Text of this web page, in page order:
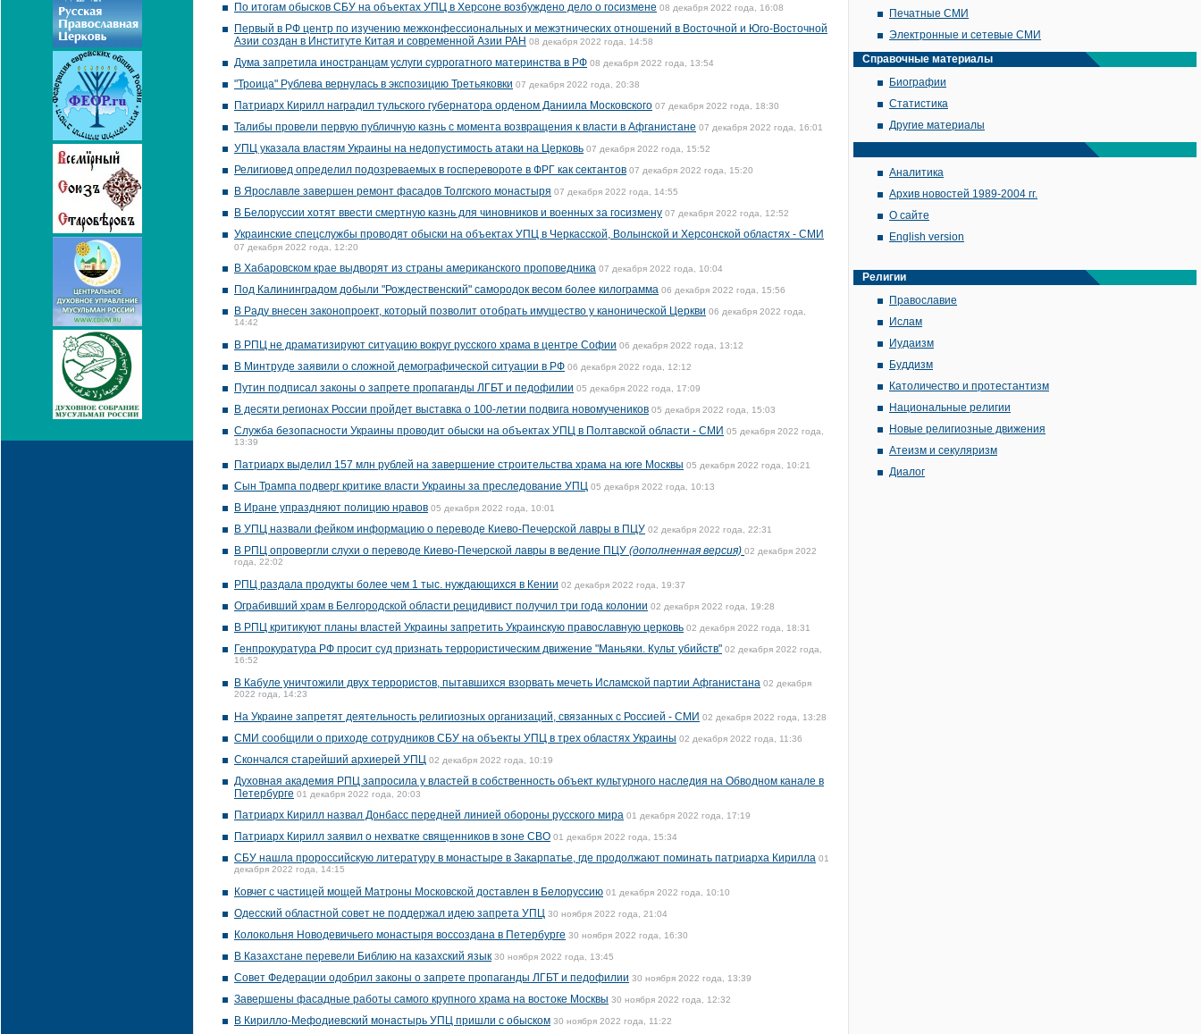
По итогам обысков СБУ на объектах УПЦ в Херсоне возбуждено дело о госизмене 08 декабря 2022 года, 16:08
Первый в РФ центр по изучению межконфессиональных и межэтнических отношений в Восточной и Юго-Восточной
Азии создан в Институте Китая и современной Азии РАН 08 декабря 2022 года, 14:58
Дума запретила иностранцам услуги суррогатного материнства в РФ 08 декабря 2022 года, 13:54
"Троица" Рублева вернулась в экспозицию Третьяковки 07 декабря 2022 года, 20:38
Патриарх Кирилл наградил тульского губернатора орденом Даниила Московского 07 декабря 2022 года, 18:30
Талибы провели первую публичную казнь с момента возвращения к власти в Афганистане 07 декабря 2022 года, 16:01
УПЦ указала властям Украины на недопустимость атаки на Церковь 07 декабря 2022 года, 15:52
Религиовед определил подозреваемых в госперевороте в ФРГ как сектантов 07 декабря 2022 года, 15:20
В Ярославле завершен ремонт фасадов Толгского монастыря 07 декабря 2022 года, 14:55
В Белоруссии хотят ввести смертную казнь для чиновников и военных за госизмену 07 декабря 2022 года, 12:52
Украинские спецслужбы проводят обыски на объектах УПЦ в Черкасской, Волынской и Херсонской областях - СМИ
07 декабря 2022 года, 12:20
В Хабаровском крае выдворят из страны американского проповедника 07 декабря 2022 года, 10:04
Под Калининградом добыли "Рождественский" самородок весом более килограмма 06 декабря 2022 года, 15:56
В Раду внесен законопроект, который позволит отобрать имущество у канонической Церкви 06 декабря 2022 года,
14:42
В РПЦ не драматизируют ситуацию вокруг русского храма в центре Софии 06 декабря 2022 года, 13:12
В Минтруде заявили о сложной демографической ситуации в РФ 06 декабря 2022 года, 12:12
Путин подписал законы о запрете пропаганды ЛГБТ и педофилии 05 декабря 2022 года, 17:09
В десяти регионах России пройдет выставка о 100-летии подвига новомучеников 05 декабря 2022 года, 15:03
Служба безопасности Украины проводит обыски на объектах УПЦ в Полтавской области - СМИ 05 декабря 2022 года,
13:39
Патриарх выделил 157 млн рублей на завершение строительства храма на юге Москвы 05 декабря 2022 года, 10:21
Сын Трампа подверг критике власти Украины за преследование УПЦ 05 декабря 2022 года, 10:13
В Иране упраздняют полицию нравов 05 декабря 2022 года, 10:01
В УПЦ назвали фейком информацию о переводе Киево-Печерской лавры в ПЦУ 02 декабря 2022 года, 22:31
В РПЦ опровергли слухи о переводе Киево-Печерской лавры в ведение ПЦУ (дополненная версия) 02 декабря 2022
года, 22:02
РПЦ раздала продукты более чем 1 тыс. нуждающихся в Кении 02 декабря 2022 года, 19:37
Ограбивший храм в Белгородской области рецидивист получил три года колонии 02 декабря 2022 года, 19:28
В РПЦ критикуют планы властей Украины запретить Украинскую православную церковь 02 декабря 2022 года, 18:31
Генпрокуратура РФ просит суд признать террористическим движение "Маньяки. Культ убийств" 02 декабря 2022 года,
16:52
В Кабуле уничтожили двух террористов, пытавшихся взорвать мечеть Исламской партии Афганистана 02 декабря
2022 года, 14:23
На Украине запретят деятельность религиозных организаций, связанных с Россией - СМИ 02 декабря 2022 года, 13:28
СМИ сообщили о приходе сотрудников СБУ на объекты УПЦ в трех областях Украины 02 декабря 2022 года, 11:36
Скончался старейший архиерей УПЦ 02 декабря 2022 года, 10:19
Духовная академия РПЦ запросила у властей в собственность объект культурного наследия на Обводном канале в
Петербурге 01 декабря 2022 года, 20:03
Патриарх Кирилл назвал Донбасс передней линией обороны русского мира 01 декабря 2022 года, 17:19
Патриарх Кирилл заявил о нехватке священников в зоне СВО 01 декабря 2022 года, 15:34
CБУ нашла пророссийскую литературу в монастыре в Закарпатье, где продолжают поминать патриарха Кирилла 01
декабря 2022 года, 14:15
Ковчег с частицей мощей Матроны Московской доставлен в Белоруссию 01 декабря 2022 года, 10:10
Одесский областной совет не поддержал идею запрета УПЦ 30 ноября 2022 года, 21:04
Колокольня Новодевичьего монастыря воссоздана в Петербурге 30 ноября 2022 года, 16:30
В Казахстане перевели Библию на казахский язык 30 ноября 2022 года, 13:45
Совет Федерации одобрил законы о запрете пропаганды ЛГБТ и педофилии 30 ноября 2022 года, 13:39
Завершены фасадные работы самого крупного храма на востоке Москвы 30 ноября 2022 года, 12:32
В Кирилло-Мефодиевский монастырь УПЦ пришли с обыском 30 ноября 2022 года, 11:22
Печатные СМИ
Электронные и сетевые СМИ
Справочные материалы
Биографии
Статистика
Другие материалы
Аналитика
Архив новостей 1989-2004 гг.
О сайте
English version
Религии
Православие
Ислам
Иудаизм
Буддизм
Католичество и протестантизм
Национальные религии
Новые религиозные движения
Атеизм и секуляризм
Диалог